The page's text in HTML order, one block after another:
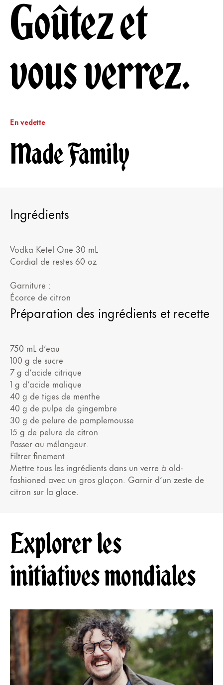
Goûtez et
vous verrez.
En vedette
Made Family
Ingrédients
Vodka Ketel One 30 mL
Cordial de restes 60 oz
Garniture :
Écorce de citron
Préparation des ingrédients et recette
750 mL d’eau
100 g de sucre
7 g d’acide citrique
1 g d’acide malique
40 g de tiges de menthe
40 g de pulpe de gingembre
30 g de pelure de pamplemousse
15 g de pelure de citron
Passer au mélangeur.
Filtrer finement.
Mettre tous les ingrédients dans un verre à old-
fashioned avec un gros glaçon. Garnir d’un zeste de
citron sur la glace.
Explorer les
initiatives mondiales